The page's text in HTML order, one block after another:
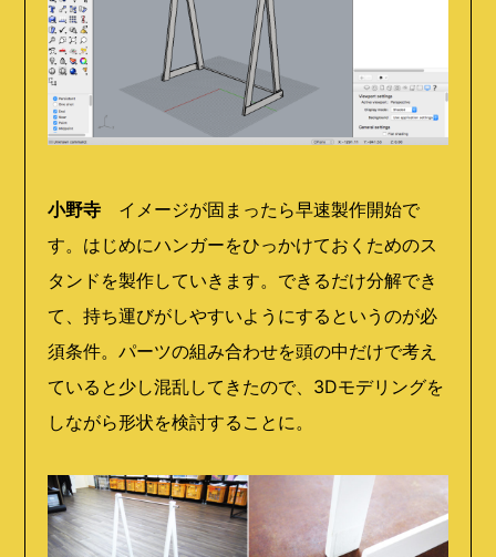
小野寺 イメージが固まったら早速製作開始で
す。はじめにハンガーをひっかけておくためのス
タンドを製作していきます。できるだけ分解でき
て、持ち運びがしやすいようにするというのが必
須条件。パーツの組み合わせを頭の中だけで考え
ていると少し混乱してきたので、3Dモデリングを
しながら形状を検討することに。